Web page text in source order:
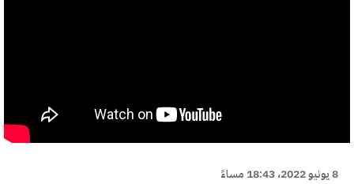
8 يونيو 2022، 18:43 مساءً